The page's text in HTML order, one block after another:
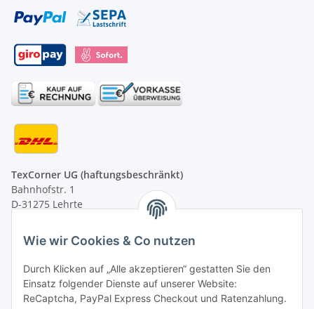
TexCorner UG (haftungsbeschränkt)
Bahnhofstr. 1
D-31275 Lehrte
von 09:00 - 13:00 Uhr
Tel: +49 (0) 5132 8230689
Fax: +49 (0) 5132 8230693
Wie wir Cookies & Co nutzen
Durch Klicken auf „Alle akzeptieren“ gestatten Sie den
Einsatz folgender Dienste auf unserer Website:
ReCaptcha, PayPal Express Checkout und Ratenzahlung.